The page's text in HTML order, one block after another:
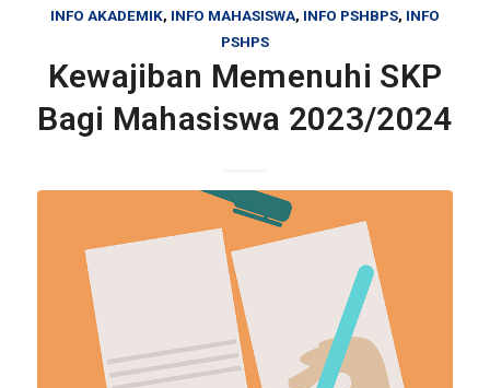
INFO AKADEMIK, INFO MAHASISWA, INFO PSHBPS, INFO
PSHPS
Kewajiban Memenuhi SKP
Bagi Mahasiswa 2023/2024